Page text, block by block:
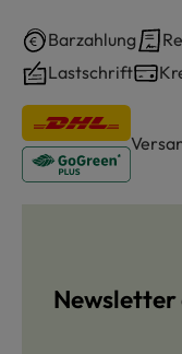
Barzahlung
Lastschrift
Newsletter